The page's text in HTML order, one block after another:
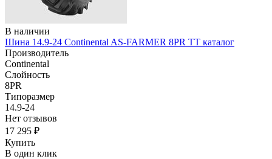
В наличии
Шина 14.9-24 Continental AS-FARMER 8PR TT каталог
Производитель
Continental
Слойность
8PR
Типоразмер
14.9-24
Нет отзывов
17 295 ₽
Купить
В один клик